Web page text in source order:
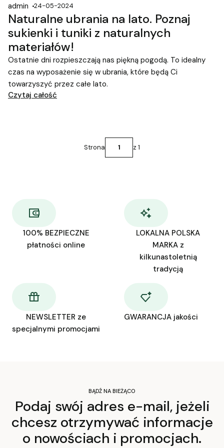
admin 24-05-2024
Naturalne ubrania na lato. Poznaj
sukienki i tuniki z naturalnych
materiałów!
Ostatnie dni rozpieszczają nas piękną pogodą. To idealny
czas na wyposażenie się w ubrania, które będą Ci
towarzyszyć przez całe lato.
Czytaj całość
Strona z 1
100% BEZPIECZNE
płatności online
LOKALNA POLSKA
MARKA z
kilkunastoletnią
tradycją
NEWSLETTER ze
specjalnymi promocjami
GWARANCJA jakości
BĄDŹ NA BIEŻĄCO
Podaj swój adres e-mail, jeżeli
chcesz otrzymywać informacje
o nowościach i promocjach.